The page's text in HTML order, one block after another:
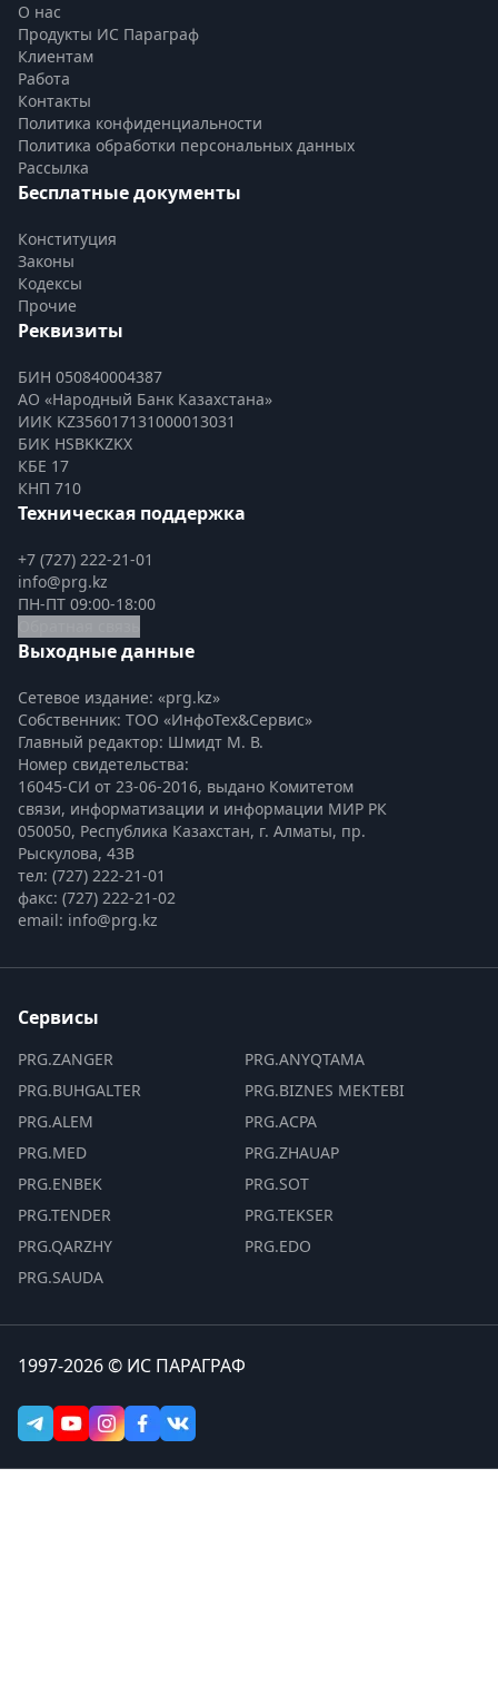
О нас
Продукты ИС Параграф
Клиентам
Работа
Контакты
Политика конфиденциальности
Политика обработки персональных данных
Рассылка
Бесплатные документы
Конституция
Законы
Кодексы
Прочие
Реквизиты
БИН 050840004387
АО «Народный Банк Казахстана»
ИИК KZ356017131000013031
БИК HSBKKZKX
КБЕ 17
КНП 710
Техническая поддержка
+7 (727) 222-21-01
info@prg.kz
ПН-ПТ 09:00-18:00
Выходные данные
Сетевое издание: «prg.kz»
Собственник: ТОО «ИнфоТех&Сервис»
Главный редактор: Шмидт М. В.
Номер свидетельства:
16045-СИ от 23-06-2016, выдано Комитетом
связи, информатизации и информации МИР РК
050050, Республика Казахстан, г. Алматы, пр.
Рыскулова, 43В
тел: (727) 222-21-01
факс: (727) 222-21-02
email: info@prg.kz
Сервисы
PRG.ZANGER
PRG.BUHGALTER
PRG.ALEM
PRG.MED
PRG.ENBEK
PRG.TENDER
PRG.QARZHY
PRG.SAUDA
PRG.ANYQTAMA
PRG.BIZNES MEKTEBI
PRG.ACPA
PRG.ZHAUAP
PRG.SOT
PRG.TEKSER
PRG.EDO
1997-2026 © ИС ПАРАГРАФ